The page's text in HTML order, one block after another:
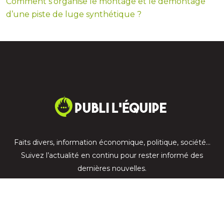
d’une piste de luge synthétique ?
Faits divers, information économique, politique, société…
Suivez l’actualité en continu pour rester informé des
dernières nouvelles.